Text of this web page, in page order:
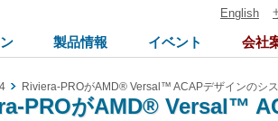
English
製品情報 イベント 会社
Riviera-PROがAMD® Versal™ ACAPデザインのシ
PROがAMD® Versal™